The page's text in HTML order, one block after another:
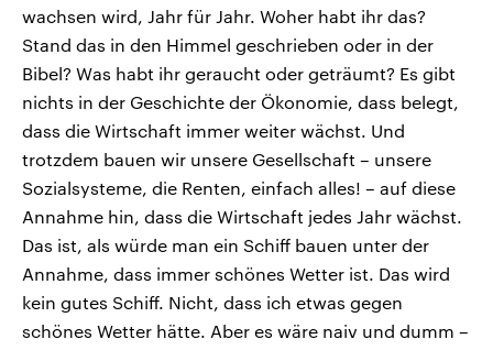
wachsen wird, Jahr für Jahr. Woher habt ihr das?
Stand das in den Himmel geschrieben oder in der
Bibel? Was habt ihr geraucht oder geträumt? Es gibt
nichts in der Geschichte der Ökonomie, dass belegt,
dass die Wirtschaft immer weiter wächst. Und
trotzdem bauen wir unsere Gesellschaft – unsere
Sozialsysteme, die Renten, einfach alles! – auf diese
Annahme hin, dass die Wirtschaft jedes Jahr wächst.
Das ist, als würde man ein Schiff bauen unter der
Annahme, dass immer schönes Wetter ist. Das wird
kein gutes Schiff. Nicht, dass ich etwas gegen
schönes Wetter hätte. Aber es wäre naiv und dumm –